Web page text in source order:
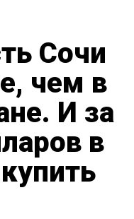
Сочи
чем в
И за
в